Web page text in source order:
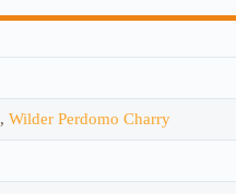
, Wilder Perdomo Charry